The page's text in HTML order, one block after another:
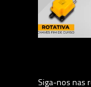
Siga-nos nas